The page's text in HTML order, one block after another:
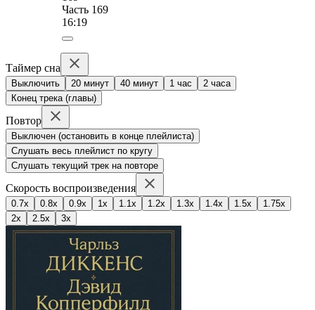
Часть 169
16:19
Таймер сна
Выключить 20 минут 40 минут 1 час
2 часа
Конец трека (главы)
Повтор
Выключен (остановить в конце плейлиста)
Слушать весь плейлист по кругу
Слушать текущий трек на повторе
Скорость воспроизведения
0.7x 0.8x 0.9x 1x 1.1x 1.2x 1.3x 1.4x 1.5x
1.75x
2x
2.5x 3x